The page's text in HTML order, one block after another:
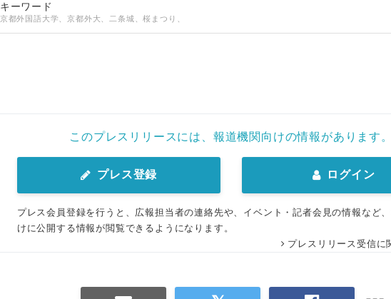
キーワード
京都外国語大学、京都外大、二条城、桜まつり、
このプレスリリースには、報道機関向けの情報があります。
プレス登録 ログイン
プレス会員登録を行うと、広報担当者の連絡先や、イベント・記者会見の情報など
けに公開する情報が閲覧できるようになります。
プレスリリース受信に